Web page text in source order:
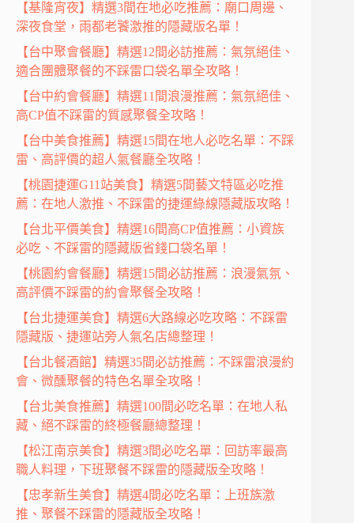
【基隆宵夜】精選3間在地必吃推薦：廟口周邊、
深夜食堂，雨都老饕激推的隱藏版名單！
【台中聚會餐廳】精選12間必訪推薦：氣氛絕佳、
適合團體聚餐的不踩雷口袋名單全攻略！
【台中約會餐廳】精選11間浪漫推薦：氣氛絕佳、
高CP值不踩雷的質感聚餐全攻略！
【台中美食推薦】精選15間在地人必吃名單：不踩
雷、高評價的超人氣餐廳全攻略！
【桃園捷運G11站美食】精選5間藝文特區必吃推
薦：在地人激推、不踩雷的捷運綠線隱藏版攻略！
【台北平價美食】精選16間高CP值推薦：小資族
必吃、不踩雷的隱藏版省錢口袋名單！
【桃園約會餐廳】精選15間必訪推薦：浪漫氣氛、
高評價不踩雷的約會聚餐全攻略！
【台北捷運美食】精選6大路線必吃攻略：不踩雷
隱藏版、捷運站旁人氣名店總整理！
【台北餐酒館】精選35間必訪推薦：不踩雷浪漫約
會、微醺聚餐的特色名單全攻略！
【台北美食推薦】精選100間必吃名單：在地人私
藏、絕不踩雷的終極餐廳總整理！
【松江南京美食】精選3間必吃名單：回訪率最高
職人料理，下班聚餐不踩雷的隱藏版全攻略！
【忠孝新生美食】精選4間必吃名單：上班族激
推、聚餐不踩雷的隱藏版全攻略！